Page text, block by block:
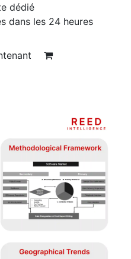
dédié
dans les 24 heures